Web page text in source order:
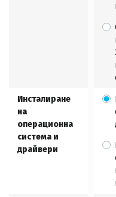
Инсталиране
на
операционна
система и
драйвери